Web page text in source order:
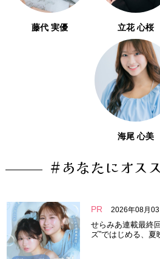
藤代 実優 立花 心桜
海尾 心美
#あなたにオス
PR 2026年08月03
せらみあ連載最終
ズ”ではじめる、